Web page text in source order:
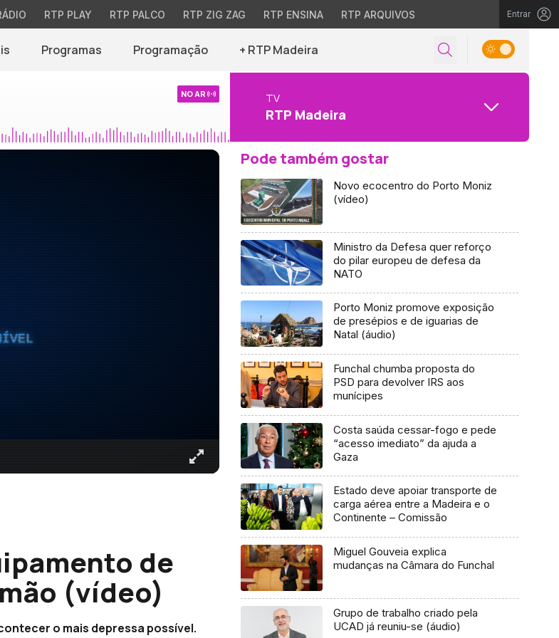
RTP PLAY RTP PALCO RTP ZIG ZAG RTP ENSINA RTP ARQUIVOS Entrar
Programas Programação + RTP Madeira
NO AR TV
RTP Madeira
de
(vídeo)
o mais depressa possível.
Pode também gostar
Novo ecocentro do Porto Moniz
(vídeo)
Ministro da Defesa quer reforço
do pilar europeu de defesa da
NATO
Porto Moniz promove exposição
de presépios e de iguarias de
Natal (áudio)
Funchal chumba proposta do
PSD para devolver IRS aos
munícipes
Costa saúda cessar-fogo e pede
“acesso imediato” da ajuda a
Gaza
Estado deve apoiar transporte de
carga aérea entre a Madeira e o
Continente – Comissão
Miguel Gouveia explica
mudanças na Câmara do Funchal
Grupo de trabalho criado pela
UCAD já reuniu-se (áudio)